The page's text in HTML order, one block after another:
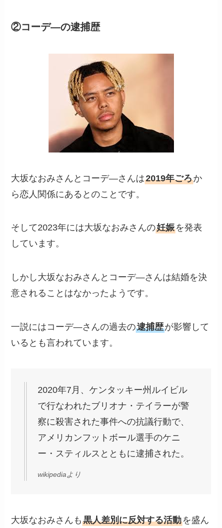
②コーデ―の逮捕歴
大坂なおみさんとコーデ―さんは2019年ごろか
ら恋人関係にあるとのことです。
そして2023年には大坂なおみさんの妊娠を発表
しています。
しかし大坂なおみさんとコーデ―さんは結婚を決
意されることはなかったようです。
一説にはコーデ―さんの過去の逮捕歴が影響して
いるとも言われています。
2020年7月、ケンタッキー州ルイビル
で行なわれたブリオナ・テイラーが警
察に殺害された事件への抗議行動で、
アメリカンフットボール選手のケニ
ー・スティルスとともに逮捕された。
wikipediaより
大坂なおみさんも黒人差別に反対する活動を盛ん